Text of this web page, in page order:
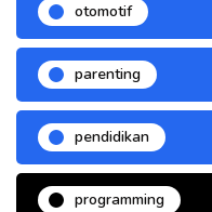
otomotif
parenting
pendidikan
programming